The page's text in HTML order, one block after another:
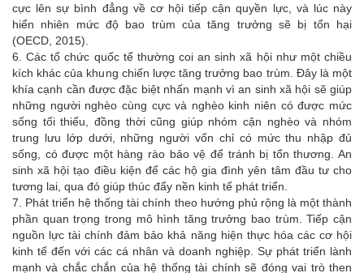
cực lên sự bình đẳng về cơ hội tiếp cận quyền lực, và lúc này
hiển nhiên mức độ bao trùm của tăng trưởng sẽ bị tổn hại
(OECD, 2015).
6. Các tổ chức quốc tế thường coi an sinh xã hội như một chiều
kích khác của khung chiến lược tăng trưởng bao trùm. Đây là một
khía cạnh cần được đặc biệt nhấn mạnh vì an sinh xã hội sẽ giúp
những người nghèo cùng cực và nghèo kinh niên có được mức
sống tối thiểu, đồng thời cũng giúp nhóm cận nghèo và nhóm
trung lưu lớp dưới, những người vốn chỉ có mức thu nhập đủ
sống, có được một hàng rào bảo vệ để tránh bị tổn thương. An
sinh xã hội tạo điều kiện để các hộ gia đình yên tâm đầu tư cho
tương lai, qua đó giúp thúc đẩy nền kinh tế phát triển.
7. Phát triển hệ thống tài chính theo hướng phủ rộng là một thành
phần quan trọng trong mô hình tăng trưởng bao trùm. Tiếp cận
nguồn lực tài chính đảm bảo khả năng hiện thực hóa các cơ hội
kinh tế đến với các cá nhân và doanh nghiệp. Sự phát triển lành
mạnh và chắc chắn của hệ thống tài chính sẽ đóng vai trò then